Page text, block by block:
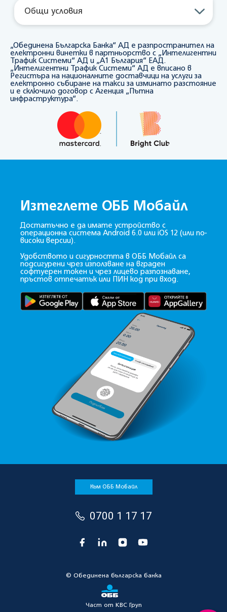
Общи условия
„Обединена Българска Банка“ АД е разпространител на
електронни винетки в партньорство с „Интелигентни
Трафик Системи“ АД и „А1 България“ ЕАД.
„Интелигентни Трафик Системи“ АД e вписано в
Регистъра на националните доставчици на услуги за
електронно събиране на такси за изминато разстояние
и е сключило договор с Агенция „Пътна
инфраструктура“.
Изтеглете ОББ Мобайл
Достатъчно е да имате устройство с
операционна система Android 6.0 или iOS 12 (или по-
високи версии).
Удобството и сигурността в ОББ Мобайл са
подсигурени чрез използване на вграден
софтуерен токен и чрез лицево разпознаване,
пръстов отпечатък или ПИН код при вход.
Към ОББ Мобайл
0700 1 17 17
© Oбединена българска банка
Част от KBC Груп